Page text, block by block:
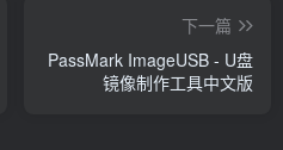
下一篇
PassMark ImageUSB - U盘
镜像制作工具中文版